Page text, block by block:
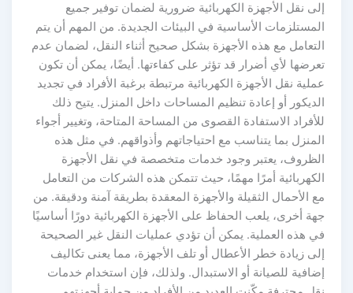
إلى نقل الأجهزة الكهربائية ضرورية لضمان توفير جميع
المستلزمات الأساسية في البيئات الجديدة. من المهم أن يتم
التعامل مع هذه الأجهزة بشكل صحيح أثناء النقل، لضمان عدم
تعرضها لأي أضرار قد تؤثر على كفاءتها. أيضًا، يمكن أن تكون
عملية نقل الأجهزة الكهربائية مرتبطة برغبة الأفراد في تجديد
الديكور أو إعادة تنظيم المساحات داخل المنزل. يتيح ذلك
للأفراد الاستفادة القصوى من المساحة المتاحة، وتغيير أجواء
المنزل بما يتناسب مع احتياجاتهم وأذواقهم. في مثل هذه
الظروف، يعتبر وجود خدمات متخصصة في نقل الأجهزة
الكهربائية أمرًا مهمًا، حيث تتمكن هذه الشركات من التعامل
مع الأحمال الثقيلة والأجهزة المعقدة بطريقة آمنة ودقيقة. من
جهة أخرى، يلعب الحفاظ على الأجهزة الكهربائية دورًا أساسيًا
في هذه العملية. يمكن أن تؤدي عمليات النقل غير الصحيحة
إلى زيادة خطر الأعطال أو تلف الأجهزة، مما يعنى تكاليف
إضافية للصيانة أو الاستبدال. ولذلك، فإن استخدام خدمات